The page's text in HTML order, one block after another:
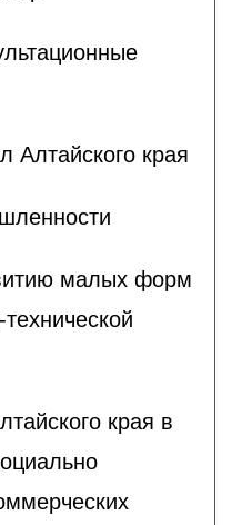
Алтайского края
малых форм
края в